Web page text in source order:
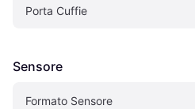
Porta Cuffie
Sensore
Formato Sensore